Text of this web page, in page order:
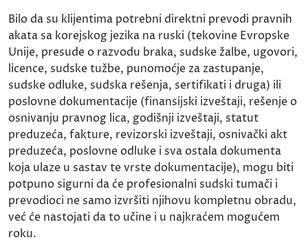
Bilo da su klijentima potrebni direktni prevodi pravnih
akata sa korejskog jezika na ruski (tekovine Evropske
Unije, presude o razvodu braka, sudske žalbe, ugovori,
licence, sudske tužbe, punomoćje za zastupanje,
sudske odluke, sudska rešenja, sertifikati i druga) ili
poslovne dokumentacije (finansijski izveštaji, rešenje o
osnivanju pravnog lica, godišnji izveštaji, statut
preduzeća, fakture, revizorski izveštaji, osnivački akt
preduzeća, poslovne odluke i sva ostala dokumenta
koja ulaze u sastav te vrste dokumentacije), mogu biti
potpuno sigurni da će profesionalni sudski tumači i
prevodioci ne samo izvršiti njihovu kompletnu obradu,
već će nastojati da to učine i u najkraćem mogućem
roku.